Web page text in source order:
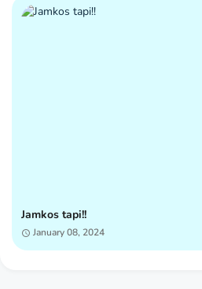
Jamkos tapi!!
January 08, 2024